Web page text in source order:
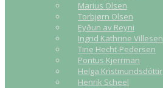
Marius Olsen
Torbjørn Olsen
Eyðun av Reyni
Ingrid Kathrine Villesen
Tine Hecht-Pedersen
Pontus Kjerrman
Helga Kristmundsdóttir
Henrik Scheel